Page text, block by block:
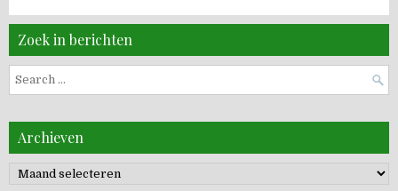
Zoek in berichten
Search
for:
Archieven
Archieven